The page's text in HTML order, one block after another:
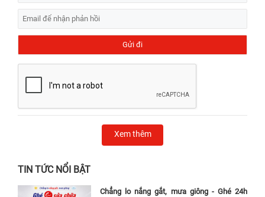
Xem thêm
TIN TỨC NỔI BẬT
Chẳng lo nắng gắt, mưa giông - Ghé 24h